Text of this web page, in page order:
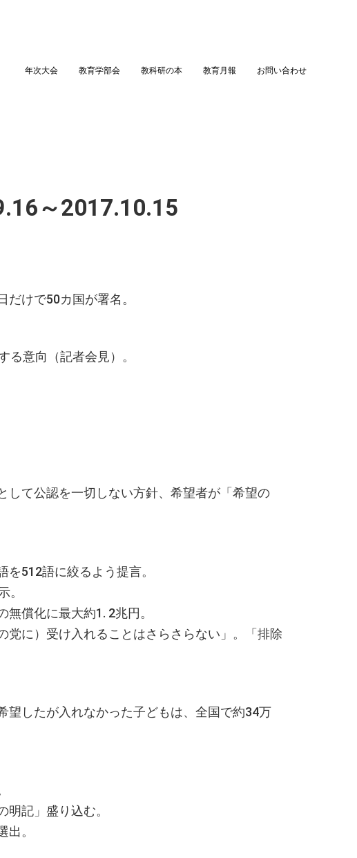
年次大会 教育学部会 教科研の本 教育月報 お問い合わせ
～2017.10.15
けで50カ国が署名。
意向（記者会見）。
て公認を一切しない方針、希望者が「希望の
512語に絞るよう提言。
。
償化に最大約1. 2兆円。
に）受け入れることはさらさらない」。「排除
したが入れなかった子どもは、全国で約34万
記」盛り込む。
。